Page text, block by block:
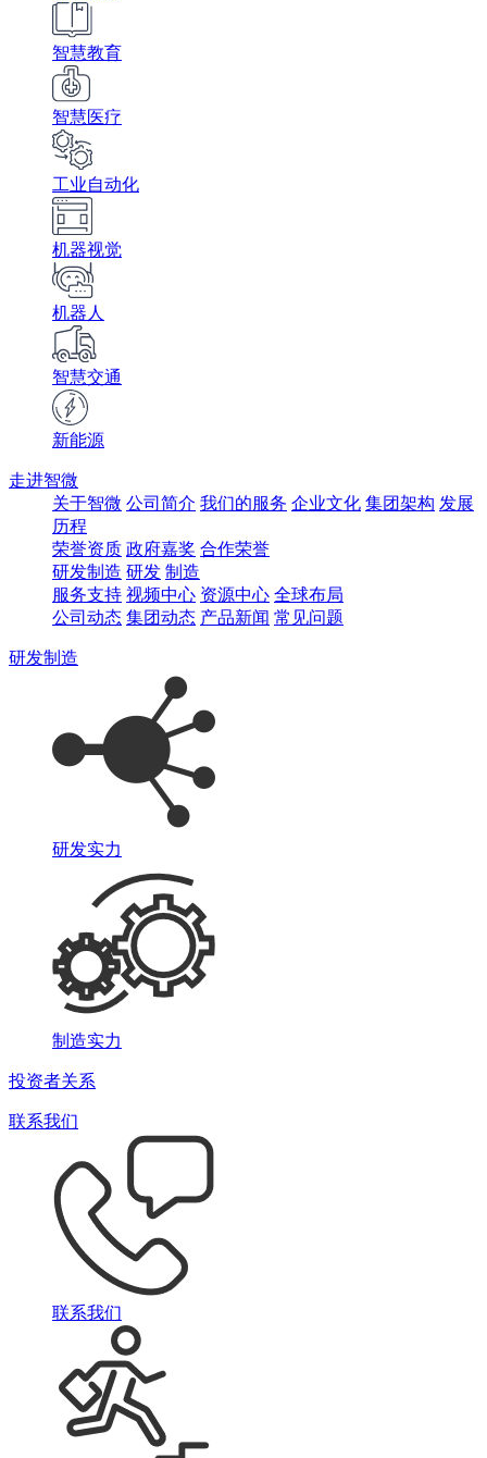
智慧教育
智慧医疗
工业自动化
机器视觉
机器人
智慧交通
新能源
走进智微
关于智微 公司简介 我们的服务 企业文化 集团架构 发展
历程
荣誉资质 政府嘉奖 合作荣誉
研发制造 研发 制造
服务支持 视频中心 资源中心 全球布局
公司动态 集团动态 产品新闻 常见问题
研发制造
研发实力
制造实力
投资者关系
联系我们
联系我们